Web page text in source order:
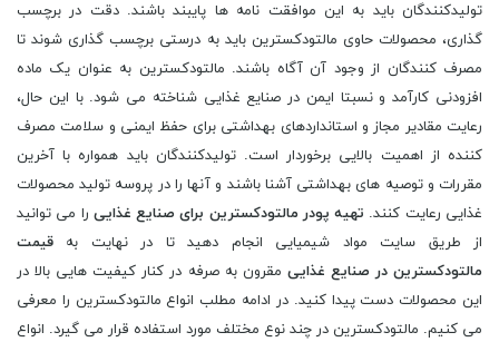
تولیدکنندگان باید به این موافقت نامه ها پایبند باشند. دقت در برچسب
گذاری، محصولات حاوی مالتودکسترین باید به درستی برچسب گذاری شوند تا
مصرف کنندگان از وجود آن آگاه باشند. مالتودکسترین به عنوان یک ماده
افزودنی کارآمد و نسبتا ایمن در صنایع غذایی شناخته می شود. با این حال،
رعایت مقادیر مجاز و استانداردهای بهداشتی برای حفظ ایمنی و سلامت مصرف
کننده از اهمیت بالایی برخوردار است. تولیدکنندگان باید همواره با آخرین
مقررات و توصیه های بهداشتی آشنا باشند و آنها را در پروسه تولید محصولات
غذایی رعایت کنند. تهیه پودر مالتودکسترین برای صنایع غذایی را می توانید
از طریق سایت مواد شیمیایی انجام دهید تا در نهایت به قیمت
مالتودکسترین در صنایع غذایی مقرون به صرفه در کنار کیفیت هایی بالا در
این محصولات دست پیدا کنید. در ادامه مطلب انواع مالتودکسترین را معرفی
می کنیم. مالتودکسترین در چند نوع مختلف مورد استفاده قرار می گیرد. انواع